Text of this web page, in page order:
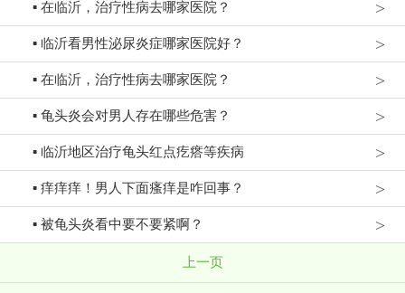
▪ 在临沂，治疗性病去哪家医院？ >
▪ 临沂看男性泌尿炎症哪家医院好？ >
▪ 在临沂，治疗性病去哪家医院？ >
▪ 龟头炎会对男人存在哪些危害？ >
▪ 临沂地区治疗龟头红点疙瘩等疾病 >
▪ 痒痒痒！男人下面瘙痒是咋回事？ >
▪ 被龟头炎看中要不要紧啊？ >
上一页